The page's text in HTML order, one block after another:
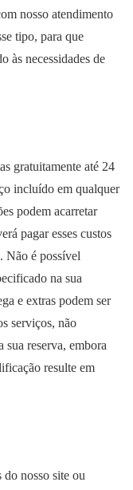
nosso atendimento
tipo, para que
às necessidades de
gratuitamente até 24
incluído em qualquer
podem acarretar
pagar esses custos
Não é possível
na sua
e extras podem ser
serviços, não
sua reserva, embora
resulte em
do nosso site ou